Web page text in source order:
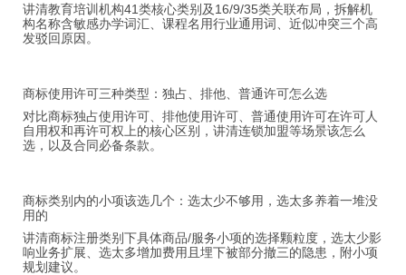
讲清教育培训机构41类核心类别及16/9/35类关联布局，拆解机
构名称含敏感办学词汇、课程名用行业通用词、近似冲突三个高
发驳回原因。
商标使用许可三种类型：独占、排他、普通许可怎么选
对比商标独占使用许可、排他使用许可、普通使用许可在许可人
自用权和再许可权上的核心区别，讲清连锁加盟等场景该怎么
选，以及合同必备条款。
商标类别内的小项该选几个：选太少不够用，选太多养着一堆没
用的
讲清商标注册类别下具体商品/服务小项的选择颗粒度，选太少影
响业务扩展、选太多增加费用且埋下被部分撤三的隐患，附小项
规划建议。